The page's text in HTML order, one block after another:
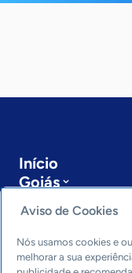
Início
Goiás
Últimas notícias
Entre em
Editorias
Aviso de Cookies
Nós usamos cookies e
melhorar a sua